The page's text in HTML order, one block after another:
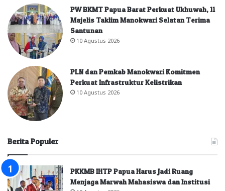
PW BKMT Papua Barat Perkuat Ukhuwah, 11
Majelis Taklim Manokwari Selatan Terima
Santunan
10 Agustus 2026
PLN dan Pemkab Manokwari Komitmen
Perkuat Infrastruktur Kelistrikan
10 Agustus 2026
Berita Populer
PKKMB IHTP Papua Harus Jadi Ruang
Menjaga Marwah Mahasiswa dan Institusi